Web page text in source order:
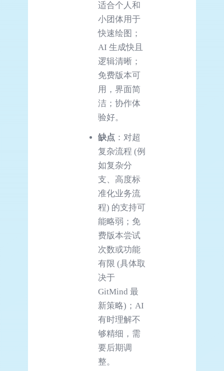
适合个人和
小团体用于
快速绘图；
AI 生成快且
逻辑清晰；
免费版本可
用，界面简
洁；协作体
验好。
缺点 ：对超
复杂流程 (例
如复杂分
支、高度标
准化业务流
程) 的支持可
能略弱；免
费版本尝试
次数或功能
有限 (具体取
决于
GitMind 最
新策略)；AI
有时理解不
够精细，需
要后期调
整。